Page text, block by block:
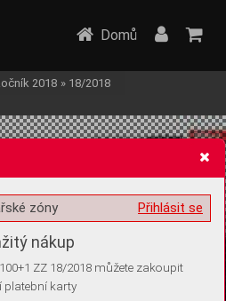
volitelných informací
Domů
2018 » 18/2018
Přihlásit se
zóny
nákup
ZZ 18/2018 můžete zakoupit
platební karty